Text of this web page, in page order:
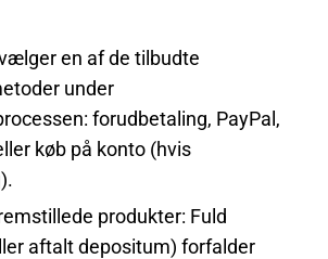
en af de tilbudte
under
forudbetaling, PayPal,
køb på konto (hvis
produkter: Fuld
aftalt depositum) forfalder